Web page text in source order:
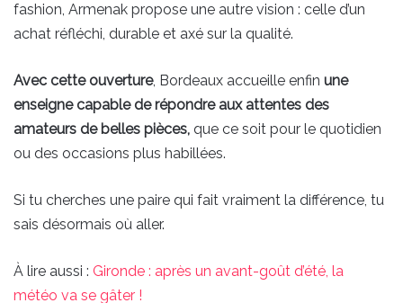
fashion, Armenak propose une autre vision : celle d’un
achat réfléchi, durable et axé sur la qualité.
Avec cette ouverture, Bordeaux accueille enfin une
enseigne capable de répondre aux attentes des
amateurs de belles pièces, que ce soit pour le quotidien
ou des occasions plus habillées.
Si tu cherches une paire qui fait vraiment la différence, tu
sais désormais où aller.
À lire aussi : Gironde : après un avant-goût d’été, la
météo va se gâter !